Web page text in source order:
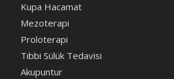
Kupa Hacamat
Mezoterapi
Proloterapi
Tıbbi Sülük Tedavisi
Akupuntur